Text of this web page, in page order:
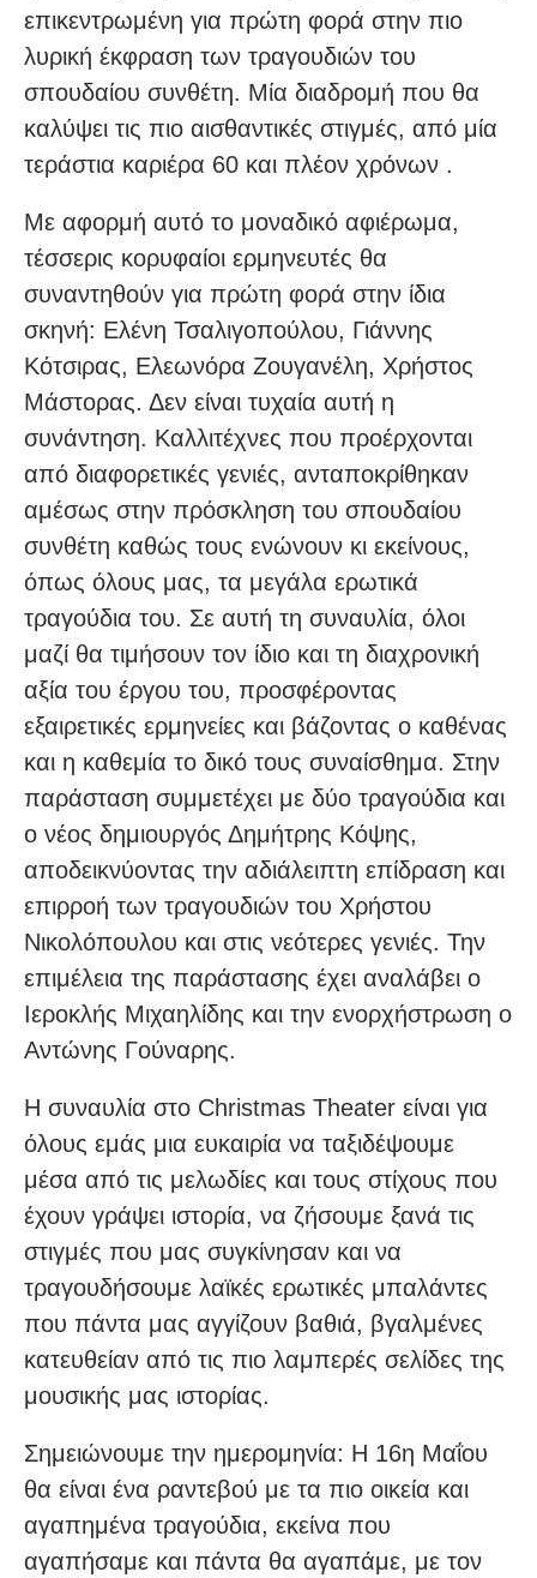
επικεντρωμένη για πρώτη φορά στην πιο
λυρική έκφραση των τραγουδιών του
σπουδαίου συνθέτη. Μία διαδρομή που θα
καλύψει τις πιο αισθαντικές στιγμές, από μία
τεράστια καριέρα 60 και πλέον χρόνων .
Με αφορμή αυτό το μοναδικό αφιέρωμα,
τέσσερις κορυφαίοι ερμηνευτές θα
συναντηθούν για πρώτη φορά στην ίδια
σκηνή: Ελένη Τσαλιγοπούλου, Γιάννης
Κότσιρας, Ελεωνόρα Ζουγανέλη, Χρήστος
Μάστορας. Δεν είναι τυχαία αυτή η
συνάντηση. Καλλιτέχνες που προέρχονται
από διαφορετικές γενιές, ανταποκρίθηκαν
αμέσως στην πρόσκληση του σπουδαίου
συνθέτη καθώς τους ενώνουν κι εκείνους,
όπως όλους μας, τα μεγάλα ερωτικά
τραγούδια του. Σε αυτή τη συναυλία, όλοι
μαζί θα τιμήσουν τον ίδιο και τη διαχρονική
αξία του έργου του, προσφέροντας
εξαιρετικές ερμηνείες και βάζοντας ο καθένας
και η καθεμία το δικό τους συναίσθημα. Στην
παράσταση συμμετέχει με δύο τραγούδια και
ο νέος δημιουργός Δημήτρης Κόψης,
αποδεικνύοντας την αδιάλειπτη επίδραση και
επιρροή των τραγουδιών του Χρήστου
Νικολόπουλου και στις νεότερες γενιές. Την
επιμέλεια της παράστασης έχει αναλάβει ο
Ιεροκλής Μιχαηλίδης και την ενορχήστρωση ο
Αντώνης Γούναρης.
Η συναυλία στο Christmas Theater είναι για
όλους εμάς μια ευκαιρία να ταξιδέψουμε
μέσα από τις μελωδίες και τους στίχους που
έχουν γράψει ιστορία, να ζήσουμε ξανά τις
στιγμές που μας συγκίνησαν και να
τραγουδήσουμε λαϊκές ερωτικές μπαλάντες
που πάντα μας αγγίζουν βαθιά, βγαλμένες
κατευθείαν από τις πιο λαμπερές σελίδες της
μουσικής μας ιστορίας.
Σημειώνουμε την ημερομηνία: Η 16η Μαΐου
θα είναι ένα ραντεβού με τα πιο οικεία και
αγαπημένα τραγούδια, εκείνα που
αγαπήσαμε και πάντα θα αγαπάμε, με τον